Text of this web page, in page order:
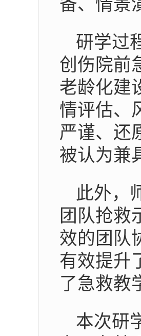
备、情景
研学过
创伤院前
老龄化建
情评估、
严谨、还
被认为兼
此外，
团队抢救
效的团队
有效提升
了急救教
本次研